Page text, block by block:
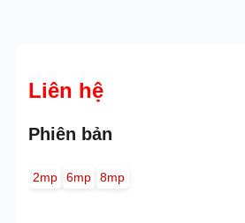
Liên hệ
Phiên bản
2mp 6mp 8mp